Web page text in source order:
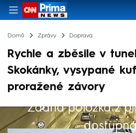
Domů Zprávy Doprava
Rychle a zběsile v
Skokánky, vysypané
proražené závory
Žádná položka z
Výběr redakce